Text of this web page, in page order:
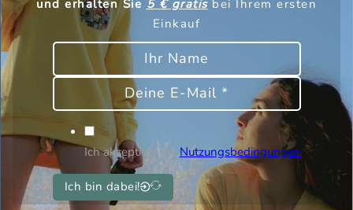
Ruderer Socken –
Women’s
9,00€ 2,70€
Sweatshirt Kamp
60,00 €
und erhalten Sie 5 € gratisbei Ihrem ersten
Einkauf
Ich akzeptiere dieNutzungsbedingungen
Ich bin dabei!